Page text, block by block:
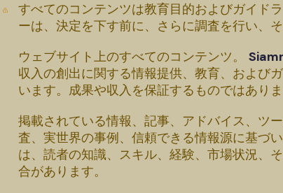
すべてのコンテンツは教育目的およびガイド
ーは、決定を下す前に、さらに調査を行い、
ウェブサイト上のすべてのコンテンツ。
収入の創出に関する情報提供、教育、および
います。成果や収入を保証するものではありま
掲載されている情報、記事、アドバイス、ツ
査、実世界の事例、信頼できる情報源に基づ
は、読者の知識、スキル、経験、市場状況、
合があります。